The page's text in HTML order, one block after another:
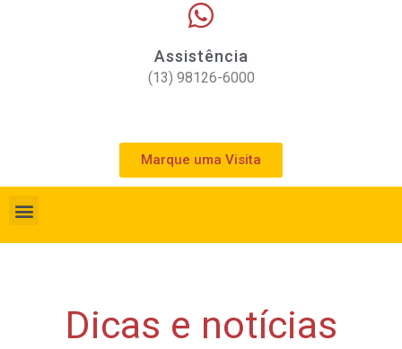
Assistência
(13) 98126-6000
Marque uma Visita
Dicas e notícias